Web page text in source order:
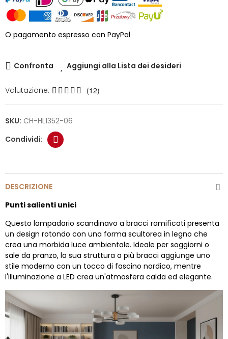
O pagamento espresso con PayPal
Confronta Aggiungi alla Lista dei desideri
Valutazione: (12)
SKU: CH-HL1352-06
DESCRIZIONE
Punti salienti unici
Questo lampadario scandinavo a bracci ramificati presenta
un design rotondo con una forma scultorea in legno che
crea una morbida luce ambientale. Ideale per soggiorni o
sale da pranzo, la sua struttura a più bracci aggiunge uno
stile moderno con un tocco di fascino nordico, mentre
l'illuminazione a LED crea un'atmosfera calda ed elegante.